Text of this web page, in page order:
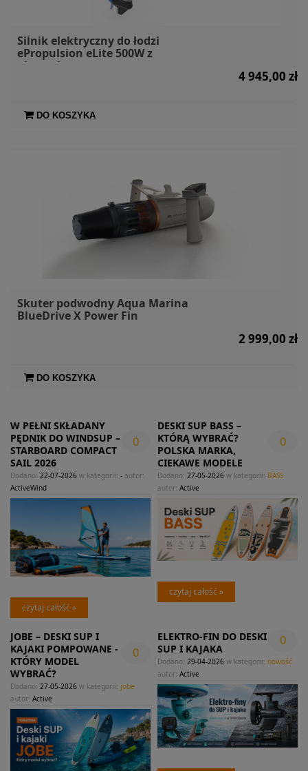
W PEŁNI SKŁADANY
PĘDNIK DO WINDSUP –
STARBOARD COMPACT
SAIL 2026
0
Dodano: 22-07-2026 w kategorii: - autor:
ActiveWind
czytaj całość »
DESKI SUP BASS –
KTÓRĄ WYBRAĆ?
POLSKA MARKA,
CIEKAWE MODELE
0
Dodano: 27-05-2026 w kategorii: BASS
autor: Active
czytaj całość »
JOBE – DESKI SUP I
KAJAKI POMPOWANE -
KTÓRY MODEL
WYBRAĆ?
0
Dodano: 27-05-2026 w kategorii: jobe
autor: Active
ELEKTRO-FIN DO DESKI
SUP I KAJAKA
0
Dodano: 29-04-2026 w kategorii: nowość
autor: Active
Silnik elektryczny do łodzi
ePropulsion eLite 500W z
akumulatorem
4 945,00 zł
DO KOSZYKA
Skuter podwodny Aqua Marina
BlueDrive X Power Fin
2 999,00 zł
DO KOSZYKA